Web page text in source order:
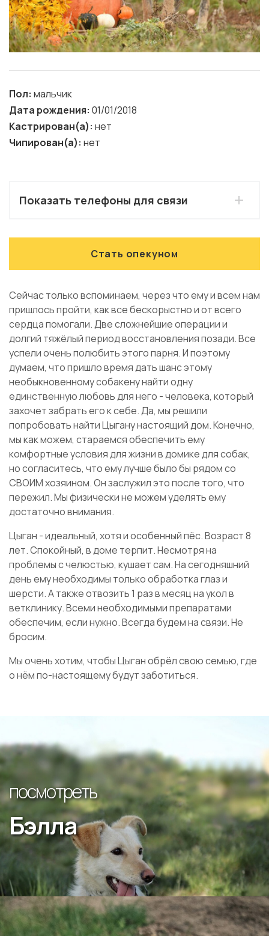
Пол: мальчик
Дата рождения: 01/01/2018
Кастрирован(а): нет
Чипирован(а): нет
Показать телефоны для связи
Стать опекуном
Сейчас только вспоминаем, через что ему и всем нам
пришлось пройти, как все бескорыстно и от всего
сердца помогали. Две сложнейшие операции и
долгий тяжёлый период восстановления позади. Все
успели очень полюбить этого парня. И поэтому
думаем, что пришло время дать шанс этому
необыкновенному собакену найти одну
единственную любовь для него - человека, который
захочет забрать его к себе. Да, мы решили
попробовать найтиЦыгану настоящий дом. Конечно,
мы как можем, стараемся обеспечить ему
комфортные условия для жизни в домике для собак,
но согласитесь, что ему лучше было бы рядом со
СВОИМ хозяином. Он заслужил это после того, что
пережил. Мы физически не можем уделять ему
достаточно внимания.
Цыган - идеальный, хотя и особенный пёс. Возраст 8
лет. Спокойный, в доме терпит. Несмотря на
проблемы с челюстью, кушает сам. На сегодняшний
день ему необходимы только обработка глаз и
шерсти. А также отвозить 1 раз в месяц на укол в
ветклинику. Всеми необходимыми препаратами
обеспечим, если нужно. Всегда будем на связи. Не
бросим.
Мы очень хотим, чтобыЦыганобрёл свою семью, где
о нём по-настоящему будут заботиться.
посмотреть
Бэлла